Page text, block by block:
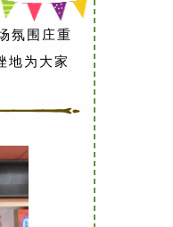
氛围庄重
地为大家